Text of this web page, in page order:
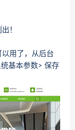
！
用了，从后台
基本参数> 保存